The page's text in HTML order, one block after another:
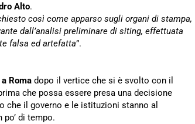
Alto.
così come apparso sugli organi di stampa,
dall’analisi preliminare di siting, effettuata
falsa ed artefatta”.
Roma dopo il vertice che si è svolto con il
che possa essere presa una decisione
che il governo e le istituzioni stanno al
di tempo.